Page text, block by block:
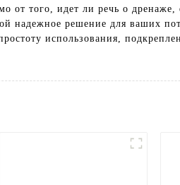
от того, идет ли речь о дренаже,
надежное решение для ваших
использования,